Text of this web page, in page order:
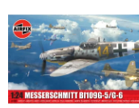
u
k
t
ů
d
u
k
t